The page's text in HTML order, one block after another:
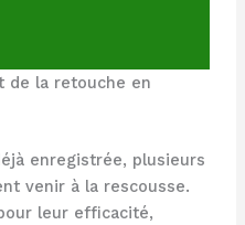
de la retouche en
enregistrée, plusieurs
venir à la rescousse.
leur efficacité,